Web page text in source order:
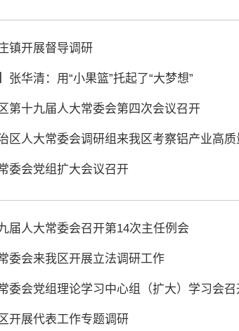
镇开展督导调研
张华清：用“小果篮”托起了“大梦想”
第十九届人大常委会第四次会议召开
区人大常委会调研组来我区考察铝产业高
委会党组扩大会议召开
届人大常委会召开第14次主任例会
委会来我区开展立法调研工作
委会党组理论学习中心组（扩大）学习会召
开展代表工作专题调研